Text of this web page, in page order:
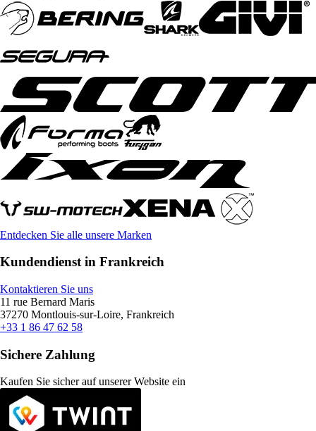
Entdecken Sie alle unsere Marken
Kundendienst in Frankreich
Kontaktieren Sie uns
11 rue Bernard Maris
37270 Montlouis-sur-Loire, Frankreich
+33 1 86 47 62 58
Sichere Zahlung
Kaufen Sie sicher auf unserer Website ein